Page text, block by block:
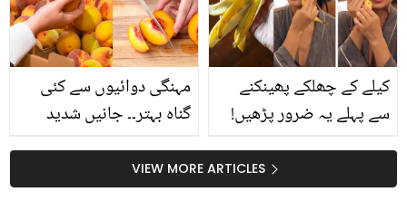
حقیقت کیا ہے اور افواہ
کیا؟
مہنگی دوائیوں سے کئی
گناہ بہتر۔۔ جانیں شدید
گرمی کے موسم میں آڑو
کیوں کھانا چاہیے؟
کیلے کے چھلکے پھینکنے
سے پہلے یہ ضرور پڑھیں!
جلد کے 3 بڑے مسائل کا
سستا اور قدرتی حلVIEW MORE ARTICLES